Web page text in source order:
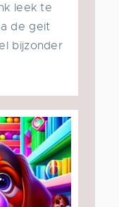
leek te
de geit
bijzonder